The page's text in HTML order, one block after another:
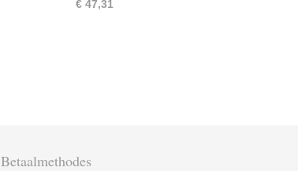
€ 47,31
Betaalmethodes